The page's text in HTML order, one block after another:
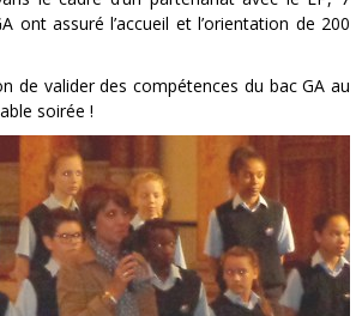
ont assuré l’accueil et l’orientation de 200
de valider des compétences du bac GA au
soirée !